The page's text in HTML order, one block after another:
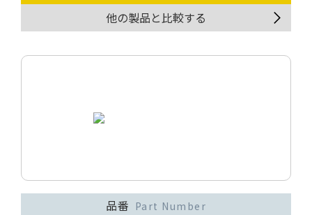
他の製品と比較する
品番 Part Number